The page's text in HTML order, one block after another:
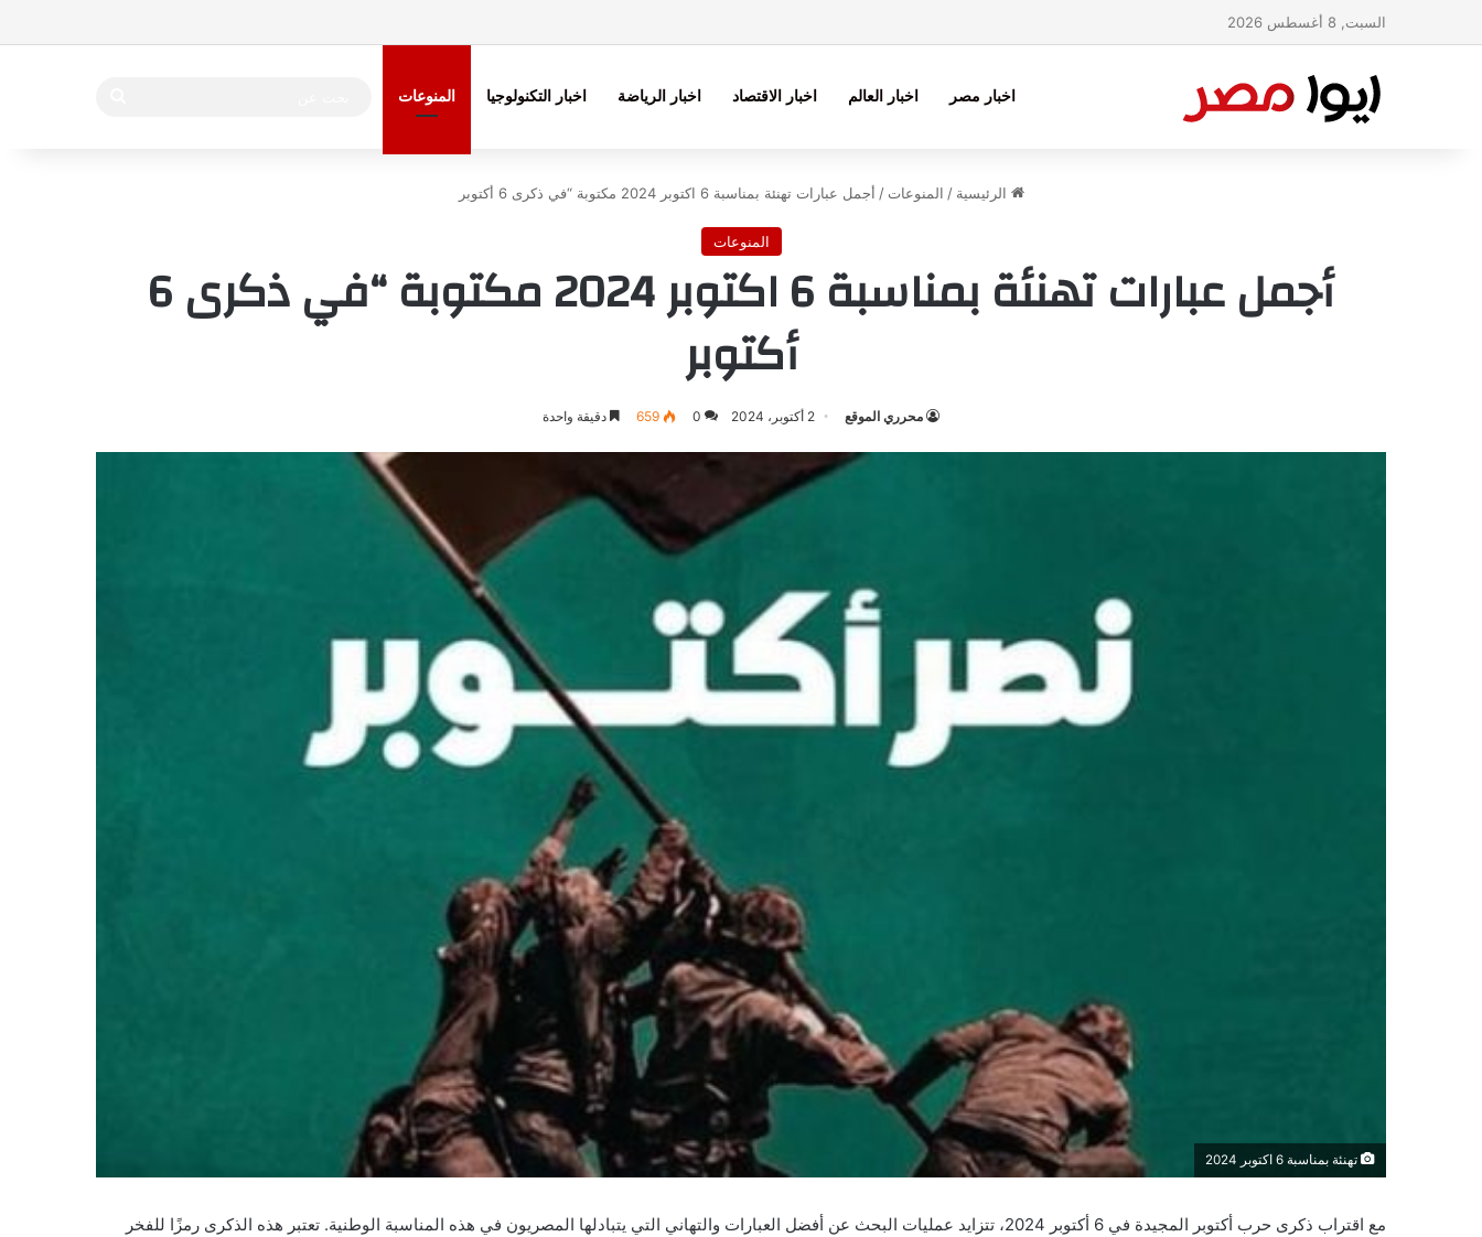
السبت, 8 أغسطس 2026
اخبار مصر اخبار العالم اخبار الاقتصاد اخبار الرياضة اخبار التكنولوجيا المنوعات
الرئيسية / المنوعات / أجمل عبارات تهنئة بمناسبة 6 اكتوبر 2024 مكتوبة “في ذكرى 6 أكتوبر
المنوعات
أجمل عبارات تهنئة بمناسبة 6 اكتوبر 2024 مكتوبة “في ذكرى 6
أكتوبر
محرري الموقع 2 أكتوبر، 2024 0
659 دقيقة واحدة
تهنئة بمناسبة 6 اكتوبر 2024
مع اقتراب ذكرى حرب أكتوبر المجيدة في 6 أكتوبر 2024، تتزايد عمليات البحث عن أفضل العبارات والتهاني التي يتبادلها المصريون في هذه المناسبة الوطنية. تعتبر هذه الذكرى رمزًا للفخر